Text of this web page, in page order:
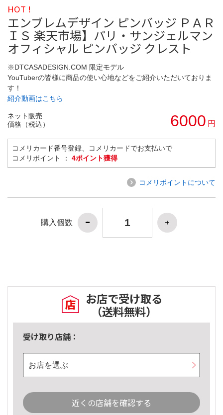
HOT !
エンブレムデザイン ピンバッジ ＰＡＲ
ＩＳ 楽天市場】パリ・サンジェルマン
オフィシャル ピンバッジ クレスト
※DTCASADESIGN.COM 限定モデル
YouTuberの皆様に商品の使い心地などをご紹介いただいておりま
す！
紹介動画はこちら
ネット販売
価格（税込）
6000 円
コメリカード番号登録、コメリカードでお支払いで
コメリポイント ： 4ポイント獲得
コメリポイントについて
購入個数
お店で受け取る
（送料無料）
受け取り店舗：
お店を選ぶ
近くの店舗を確認する